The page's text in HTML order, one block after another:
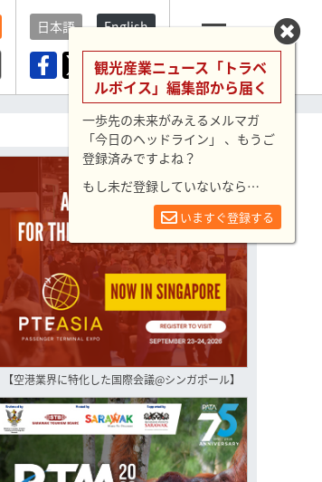
日本語 English
メニュー
【空港業界に特化した国際会議@シンガポール】
観光産業ニュース「トラベ
ルボイス」編集部から届く
一歩先の未来がみえるメルマガ
「今日のヘッドライン」 、もうご
登録済みですよね？
もし未だ登録していないなら…
いますぐ登録する